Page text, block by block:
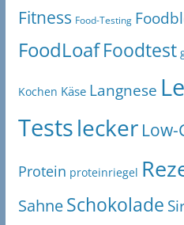
Fitness Food-Testing
FoodLoaf Foodtest
Kochen Käse Langnese
Testslecker Low-
Protein proteinriegel
SahneSchokolade